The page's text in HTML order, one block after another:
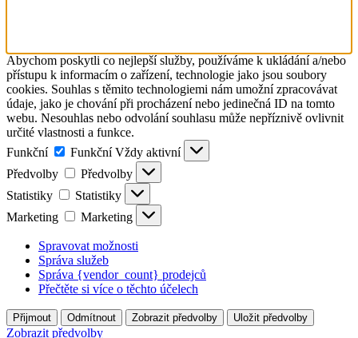
Abychom poskytli co nejlepší služby, používáme k ukládání a/nebo
přístupu k informacím o zařízení, technologie jako jsou soubory
cookies. Souhlas s těmito technologiemi nám umožní zpracovávat
údaje, jako je chování při procházení nebo jedinečná ID na tomto
webu. Nesouhlas nebo odvolání souhlasu může nepříznivě ovlivnit
určité vlastnosti a funkce.
Funkční
Funkční Vždy aktivní
Předvolby
Předvolby
Statistiky
Statistiky
Marketing
Marketing
Spravovat možnosti
Správa služeb
Správa {vendor_count} prodejců
Přečtěte si více o těchto účelech
Přijmout Odmítnout Zobrazit předvolby Uložit předvolby
Zobrazit předvolby